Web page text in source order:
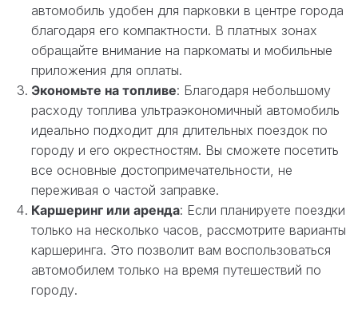
автомобиль удобен для парковки в центре города
благодаря его компактности. В платных зонах
обращайте внимание на паркоматы и мобильные
приложения для оплаты.
Экономьте на топливе: Благодаря небольшому
расходу топлива ультраэкономичный автомобиль
идеально подходит для длительных поездок по
городу и его окрестностям. Вы сможете посетить
все основные достопримечательности, не
переживая о частой заправке.
Каршеринг или аренда: Если планируете поездки
только на несколько часов, рассмотрите варианты
каршеринга. Это позволит вам воспользоваться
автомобилем только на время путешествий по
городу.